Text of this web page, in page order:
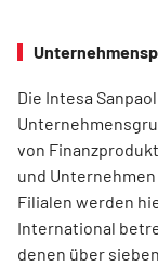
Die Intesa
von
und
Filialen werden
International
denen über